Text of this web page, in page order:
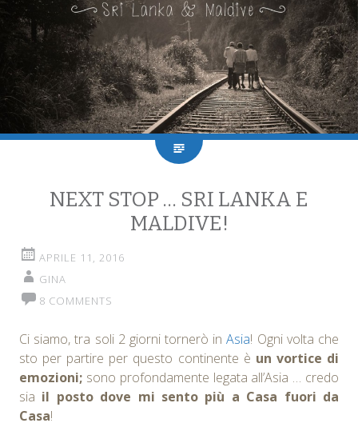
NEXT STOP … SRI LANKA E
MALDIVE!
APRILE 11, 2016
GINA
8 COMMENTS
Ci siamo, tra soli 2 giorni tornerò inAsia! Ogni volta che
sto per partire per questo continente è un vortice di
emozioni; sono profondamente legata all’Asia … credo
sia il posto dove mi sento più a Casa fuori da
Casa!